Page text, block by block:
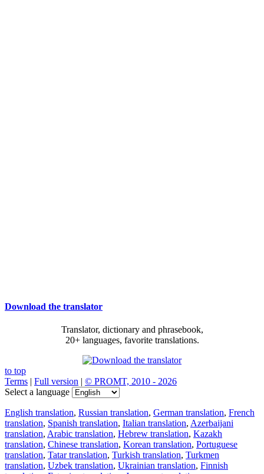
Download the translator
Translator, dictionary and phrasebook,
20+ languages, favorite translations.
to top
Terms | Full version | © PROMT, 2010 - 2026
Select a language
English translation, Russian translation, German translation, French
translation, Spanish translation, Italian translation, Azerbaijani
translation, Arabic translation, Hebrew translation, Kazakh
translation, Chinese translation, Korean translation, Portuguese
translation, Tatar translation, Turkish translation, Turkmen
translation, Uzbek translation, Ukrainian translation, Finnish